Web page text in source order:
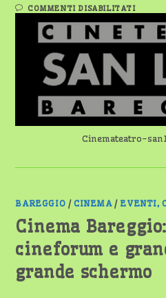
COMMENTI DISABILITATISU
E
Cinemateatro-
BAREGGIO /CINEMA/ EVENTI,
Cinema
cineforum e
grande schermo